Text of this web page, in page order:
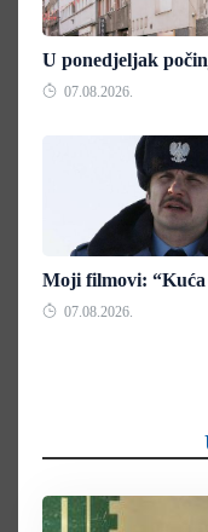
U ponedjeljak
07.08.2026.
Moji filmovi: “Kuća
07.08.2026.